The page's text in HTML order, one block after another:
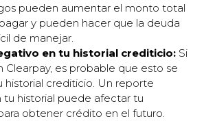
pueden aumentar el monto total
y pueden hacer que la deuda
de manejar.
en tu historial crediticio: Si
Clearpay, es probable que esto se
historial crediticio. Un reporte
tu historial puede afectar tu
obtener crédito en el futuro.